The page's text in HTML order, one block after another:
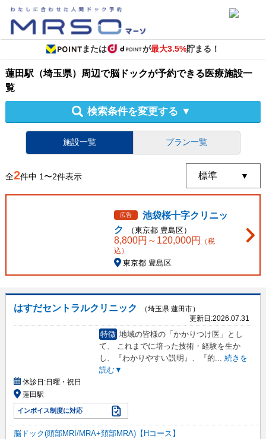
または が最大3.5%貯まる！
蓮田駅（埼玉県）周辺で脳ドックが予約できる医療施設一
覧
検索条件を変更する ▼
施設一覧 プラン一覧
全2件中 1〜2件表示
広告
池袋桜十字クリニッ
ク
（東京都 豊島区）
8,800円～ 120,000円
（税
込）
東京都 豊島区
はすだセントラルクリニック
（埼玉県 蓮田市）
更新日:2026.07.31
特徴 地域の皆様の「かかりつけ医」とし
て、 これまでに培った技術・経験を生か
し、『わかりやすい説明』、『的... 続きを
読む▼
休診日:日曜・祝日
蓮田駅
インボイス制度に対応
脳ドック(頭部MRI/MRA+頚部MRA)【Hコース】